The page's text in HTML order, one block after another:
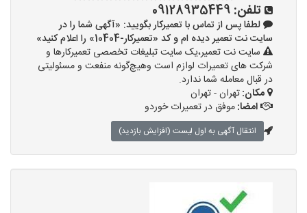
تلفن: 09128935449
لطفا پس از تماس با تعمیرکار بگویید: «آگهی شما را در
سایت نت تعمیر دیده ام و کد «تعمیرکار-10404» را اعلام کنید»
سایت نت تعمیر،یک سایت تبلیغات تخصصی تعمیرکارها و
شرکت های تعمیرات لوازم است وهیچ‌گونه منفعت و مسئولیتی
در قبال معامله شما ندارد.
مکان:تهران - تهران
امضا:موفق در تعمیرات خوردو
انتقال آگهی به اول لیست (افزایش بازدید)